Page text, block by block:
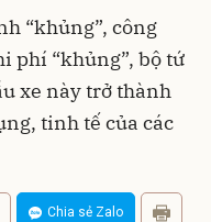
“khủng”, công
phí “khủng”, bộ tứ
xe này trở thành
tinh tế của các
Chia sẻ Zalo